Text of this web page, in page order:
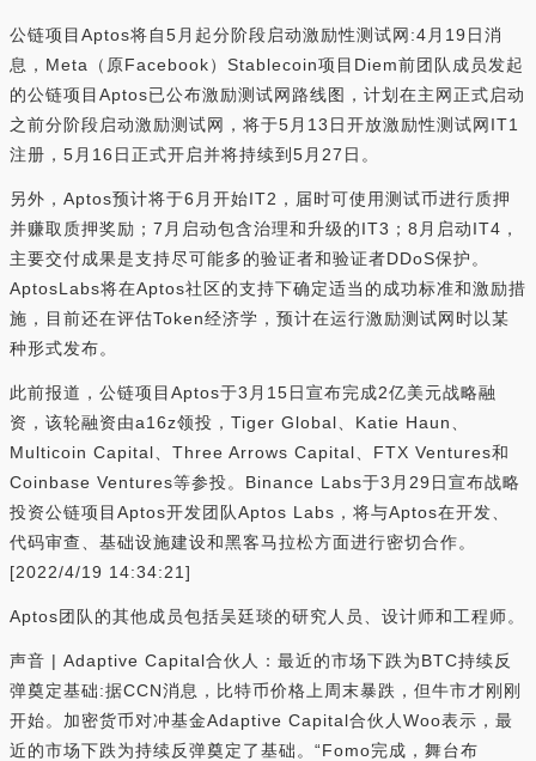
公链项目Aptos将自5月起分阶段启动激励性测试网:4月19日消
息，Meta（原Facebook）Stablecoin项目Diem前团队成员发起
的公链项目Aptos已公布激励测试网路线图，计划在主网正式启动
之前分阶段启动激励测试网，将于5月13日开放激励性测试网IT1
注册，5月16日正式开启并将持续到5月27日。
另外，Aptos预计将于6月开始IT2，届时可使用测试币进行质押
并赚取质押奖励；7月启动包含治理和升级的IT3；8月启动IT4，
主要交付成果是支持尽可能多的验证者和验证者DDoS保护。
AptosLabs将在Aptos社区的支持下确定适当的成功标准和激励措
施，目前还在评估Token经济学，预计在运行激励测试网时以某
种形式发布。
此前报道，公链项目Aptos于3月15日宣布完成2亿美元战略融
资，该轮融资由a16z领投，Tiger Global、Katie Haun、
Multicoin Capital、Three Arrows Capital、FTX Ventures和
Coinbase Ventures等参投。Binance Labs于3月29日宣布战略
投资公链项目Aptos开发团队Aptos Labs，将与Aptos在开发、
代码审查、基础设施建设和黑客马拉松方面进行密切合作。
[2022/4/19 14:34:21]
Aptos团队的其他成员包括吴廷琰的研究人员、设计师和工程师。
声音 | Adaptive Capital合伙人：最近的市场下跌为BTC持续反
弹奠定基础:据CCN消息，比特币价格上周末暴跌，但牛市才刚刚
开始。加密货币对冲基金Adaptive Capital合伙人Woo表示，最
近的市场下跌为持续反弹奠定了基础。“Fomo完成，舞台布